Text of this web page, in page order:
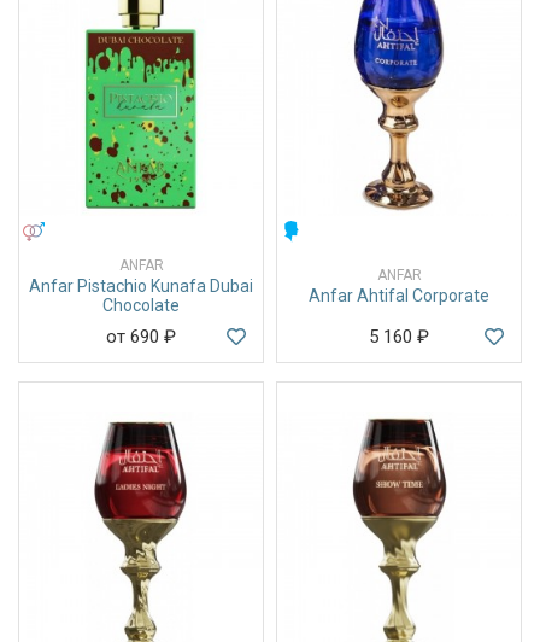
ANFAR
Anfar Pistachio Kunafa Dubai
Chocolate
от 690 ₽
ANFAR
Anfar Ahtifal Corporate
5 160 ₽